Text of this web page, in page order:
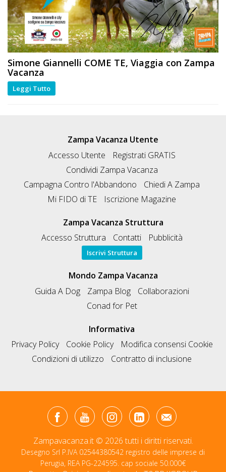
Simone Giannelli COME TE, Viaggia con Zampa
Vacanza
Leggi Tutto
Zampa Vacanza Utente
Accesso Utente
Registrati GRATIS
Condividi Zampa Vacanza
Campagna Contro l'Abbandono
Chiedi A Zampa
Mi FIDO di TE
Iscrizione Magazine
Zampa Vacanza Struttura
Accesso Struttura
Contatti Pubblicità
Iscrivi Struttura
Mondo Zampa Vacanza
Guida A Dog
Zampa Blog
Collaborazioni
Conad for Pet
Informativa
Privacy Policy
Cookie Policy
Modifica consensi Cookie
Condizioni di utilizzo
Contratto di inclusione
Zampavacanza.it © 2026 tutti i diritti riservati.
Desegno Srl P.IVA 02544380542 registro delle imprese di
Perugia, REA PG-224595. cap sociale 50.000€